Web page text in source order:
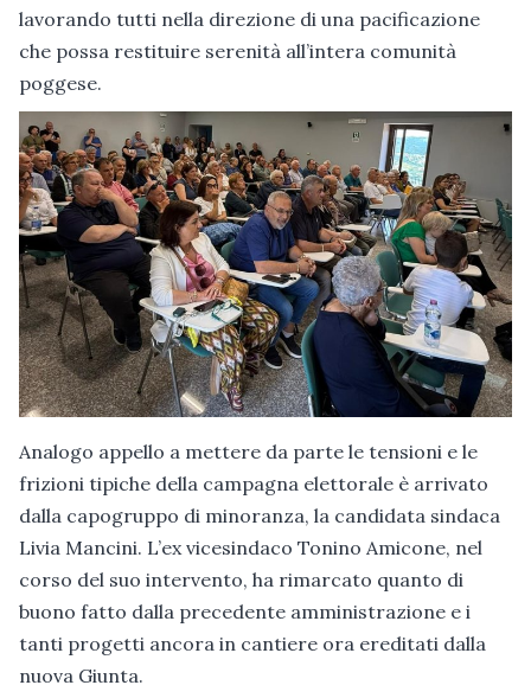
lavorando tutti nella direzione di una pacificazione
che possa restituire serenità all’intera comunità
poggese.
Analogo appello a mettere da parte le tensioni e le
frizioni tipiche della campagna elettorale è arrivato
dalla capogruppo di minoranza, la candidata sindaca
Livia Mancini. L’ex vicesindaco Tonino Amicone, nel
corso del suo intervento, ha rimarcato quanto di
buono fatto dalla precedente amministrazione e i
tanti progetti ancora in cantiere ora ereditati dalla
nuova Giunta.